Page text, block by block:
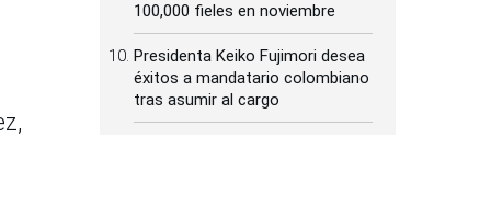
100,000 fieles en noviembre
Presidenta Keiko Fujimori desea
éxitos a mandatario colombiano
tras asumir al cargo